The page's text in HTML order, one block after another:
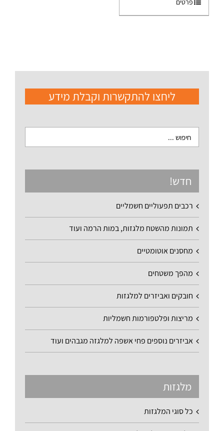
פרטים
ליחצו להתקשרות וקבלת מידע
חדש!
רכבים תפעוליים חשמליים
תמונות מהשטח מלגזות, במות הרמה ועוד
מחסנים אוטומטיים
מהפך משטחים
חובקים ואביזרים למלגזות
מריצות ופלטפורמות חשמליות
אביזרים נוספים פחי אשפה למלגזה מגבהים ועוד
מלגזות
כל סוגי המלגזות